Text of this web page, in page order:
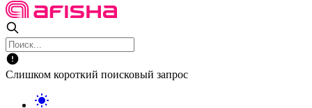
Слишком короткий поисковый запрос